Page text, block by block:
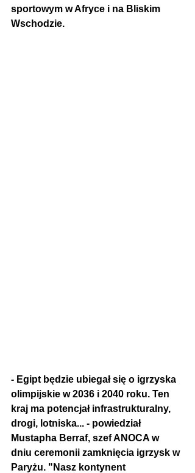
sportowym w Afryce i na Bliskim
Wschodzie.
- Egipt będzie ubiegał się o igrzyska
olimpijskie w 2036 i 2040 roku. Ten
kraj ma potencjał infrastrukturalny,
drogi, lotniska... - powiedział
Mustapha Berraf, szef ANOCA w
dniu ceremonii zamknięcia igrzysk w
Paryżu. "Nasz kontynent